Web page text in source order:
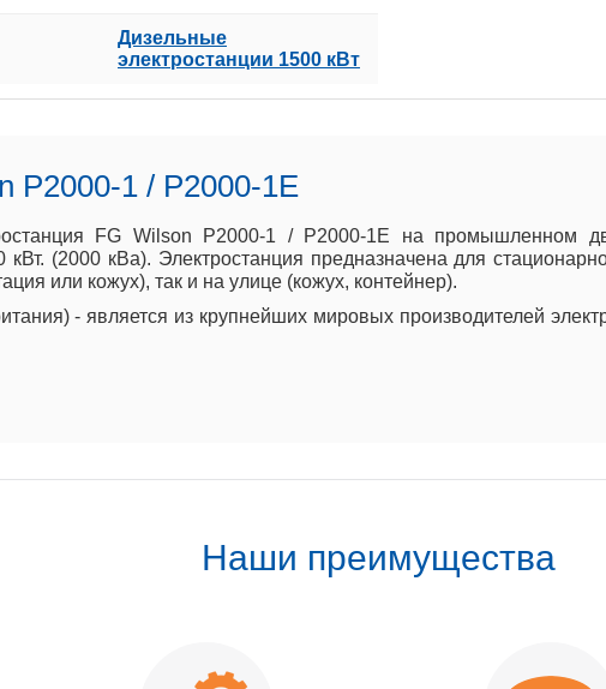
Дизельные
электростанции 1500 кВт
P2000-1 / P2000-1E
FG Wilson P2000-1 / P2000-1E на промышленном
(2000 кВа). Электростанция предназначена для
или кожух), так и на улице (кожух, контейнер).
- является из крупнейших мировых производителей
Наши преимущества